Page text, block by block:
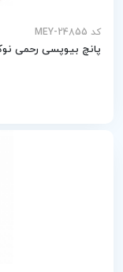
کد MEY-24855
پانچ بیوپسی رحمی